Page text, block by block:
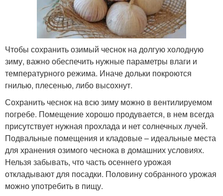
Чтобы сохранить озимый чеснок на долгую холодную
зиму, важно обеспечить нужные параметры влаги и
температурного режима. Иначе дольки покроются
гнилью, плесенью, либо высохнут.
Сохранить чеснок на всю зиму можно в вентилируемом
погребе. Помещение хорошо продувается, в нем всегда
присутствует нужная прохлада и нет солнечных лучей.
Подвальные помещения и кладовые – идеальные места
для хранения озимого чеснока в домашних условиях.
Нельзя забывать, что часть осеннего урожая
откладывают для посадки. Половину собранного урожая
можно употребить в пищу.